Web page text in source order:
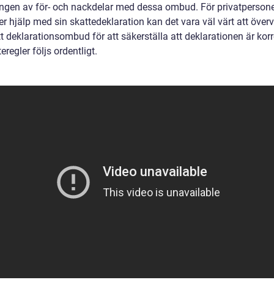
av för- och nackdelar med dessa ombud. För
hjälp med sin skattedeklaration kan det vara väl värt att
deklarationsombud för att säkerställa att deklarationen är
följs ordentligt.